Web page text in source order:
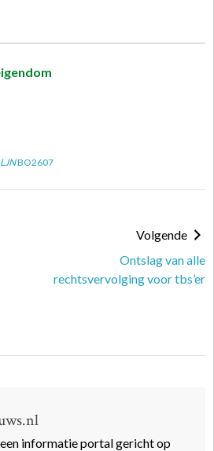
LJNBO2607
Volgende
Ontslag van alle
rechtsvervolging voor tbs’er
informatie portal gericht op